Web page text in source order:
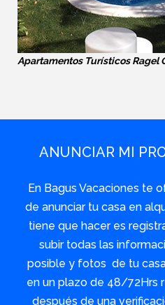
Apartamentos Turísticos Ragel
ANUNCIAR MI
En Bagus Vacaciones te
de anunciar tu casa en
tiene que hacer es
subir todas las
posible y fotos de tu
en un plazo de 48/72Hrs
después de una